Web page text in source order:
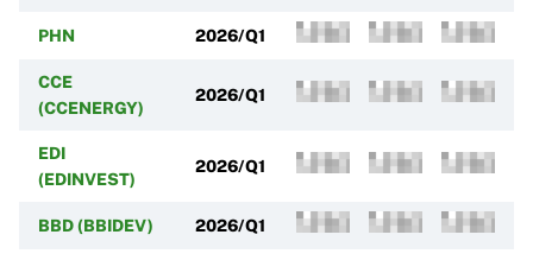
PHN 2026/Q1
CCE
(CCENERGY)
2026/Q1
EDI
(EDINVEST)
2026/Q1
BBD (BBIDEV) 2026/Q1